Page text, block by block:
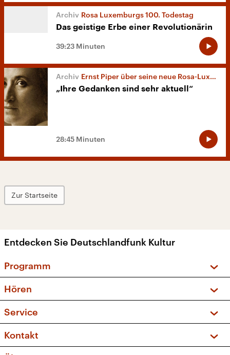
Rosa Luxemburgs 100. Todestag
Das geistige Erbe einer Revolutionärin
39:23 Minuten
Ernst Piper über seine neue Rosa-Luxemburg-Biografie
„Ihre Gedanken sind sehr aktuell“
28:45 Minuten
Zur Startseite
Entdecken Sie Deutschlandfunk Kultur
Programm
Sendungen und Podcasts
Musikliste
Kakadu – Das Kinderprogramm
Hören
Frequenzen (UKW + DAB+)
Service
FAQ
Apps
Kontakt